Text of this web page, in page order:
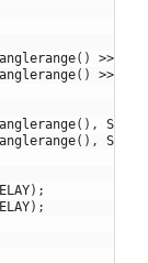
anglerange( ) >>
anglerange( ) >>
anglerange( ) ,
anglerange( ) ,
) ;
) ;